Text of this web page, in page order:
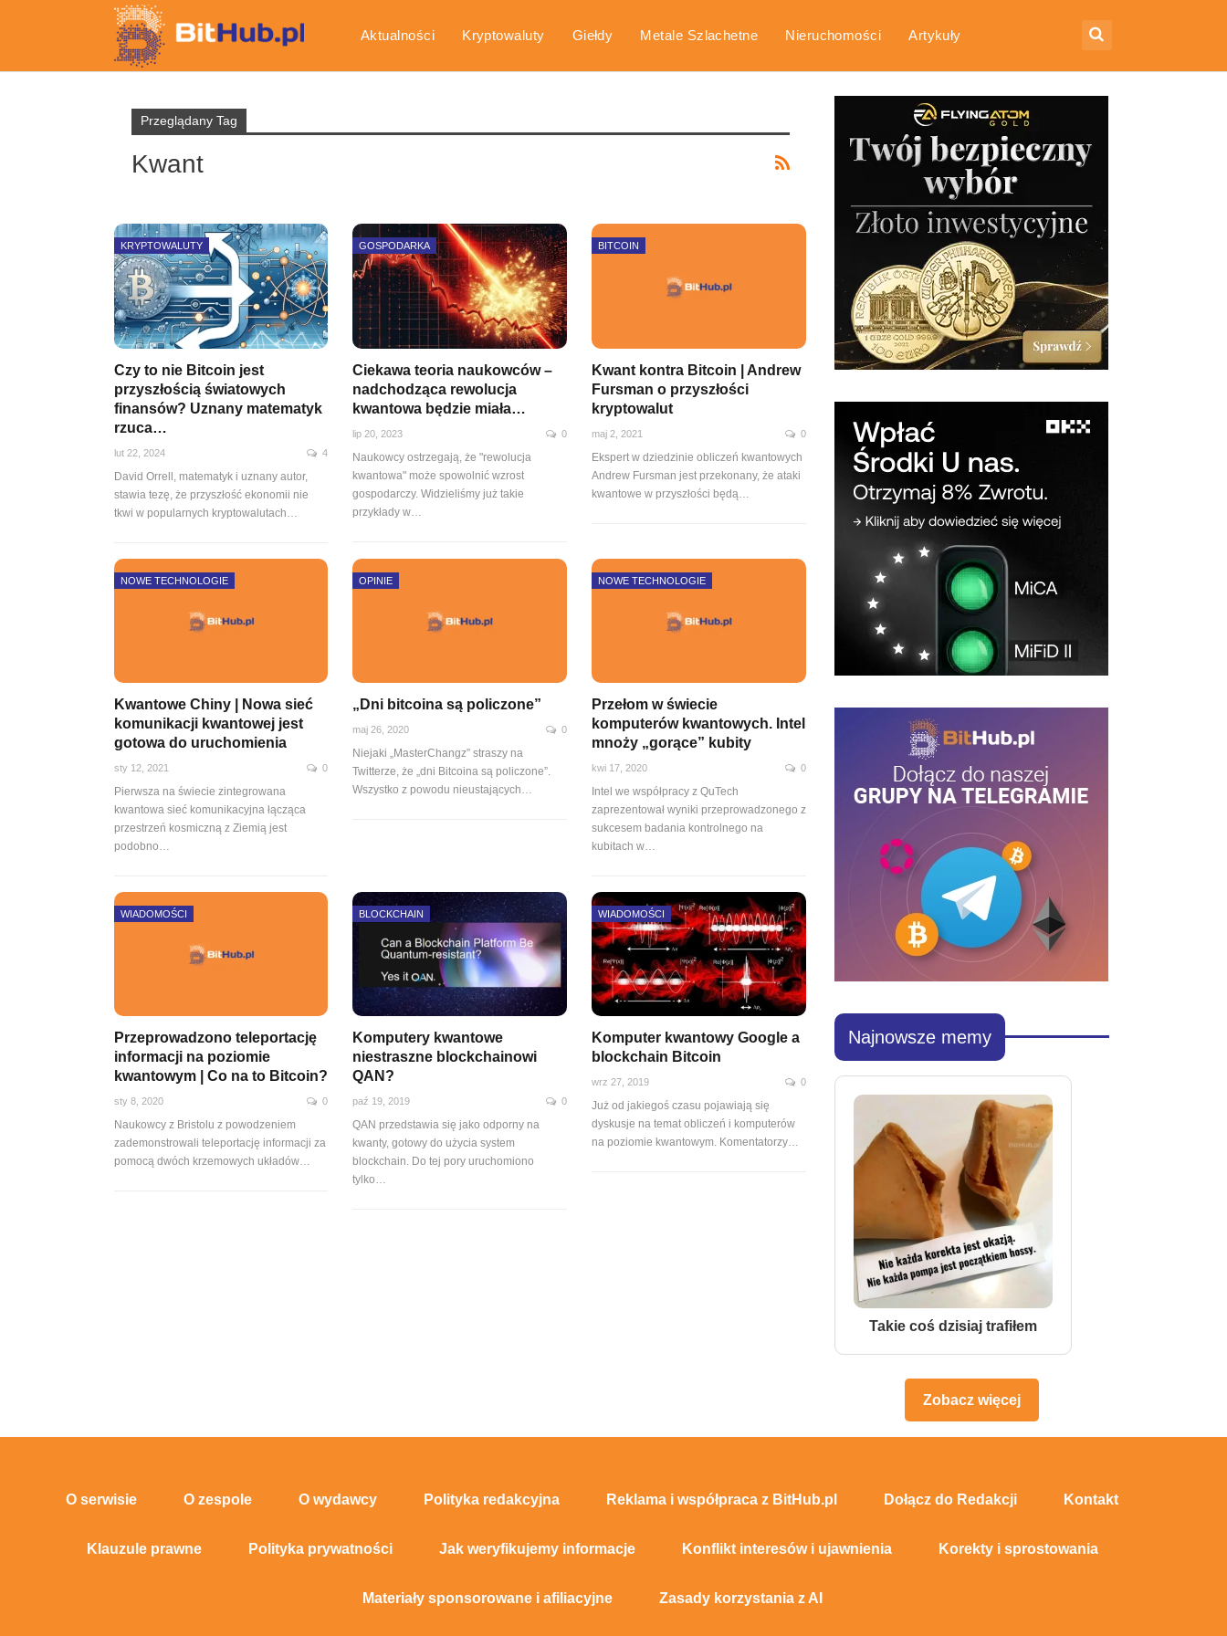
Aktualności Kryptowaluty Giełdy Metale Szlachetne Nieruchomości Artykuły
Przeglądany Tag
Kwant
KRYPTOWALUTY
Czy to nie Bitcoin jest
przyszłością światowych
finansów? Uznany matematyk
rzuca…
lut 22, 2024 4
David Orrell, matematyk i uznany autor,
stawia tezę, że przyszłość ekonomii nie
tkwi w popularnych kryptowalutach…
GOSPODARKA
Ciekawa teoria naukowców –
nadchodząca rewolucja
kwantowa będzie miała…
lip 20, 2023 0
Naukowcy ostrzegają, że "rewolucja
kwantowa" może spowolnić wzrost
gospodarczy. Widzieliśmy już takie
przykłady w…
BITCOIN
Kwant kontra Bitcoin | Andrew
Fursman o przyszłości
kryptowalut
maj 2, 2021 0
Ekspert w dziedzinie obliczeń kwantowych
Andrew Fursman jest przekonany, że ataki
kwantowe w przyszłości będą
NOWE TECHNOLOGIE
Kwantowe Chiny | Nowa sieć
komunikacji kwantowej jest
gotowa do uruchomienia
sty 12, 2021 0
Pierwsza na świecie zintegrowana
kwantowa sieć komunikacyjna łącząca
przestrzeń kosmiczną z Ziemią jest
podobno…
OPINIE
„Dni bitcoina są policzone”
maj 26, 2020 0
Niejaki „MasterChangz” straszy na
Twitterze, że „dni Bitcoina są policzone”.
Wszystko z powodu nieustających…
NOWE TECHNOLOGIE
Przełom w świecie
komputerów kwantowych. Intel
mnoży „gorące” kubity
kwi 17, 2020 0
Intel we współpracy z QuTech
zaprezentował wyniki przeprowadzonego z
sukcesem badania kontrolnego na
kubitach w…
WIADOMOŚCI
Przeprowadzono teleportację
informacji na poziomie
kwantowym | Co na to Bitcoin?
sty 8, 2020 0
Naukowcy z Bristolu z powodzeniem
zademonstrowali teleportację informacji za
pomocą dwóch krzemowych układów…
BLOCKCHAIN
Komputery kwantowe
niestraszne blockchainowi
QAN?
paź 19, 2019 0
QAN przedstawia się jako odporny na
kwanty, gotowy do użycia system
blockchain. Do tej pory uruchomiono
tylko…
WIADOMOŚCI
Komputer kwantowy Google a
blockchain Bitcoin
wrz 27, 2019 0
Już od jakiegoś czasu pojawiają się
dyskusje na temat obliczeń i komputerów
na poziomie kwantowym. Komentatorzy…
Najnowsze memy
Takie coś dzisiaj trafiłem
Zobacz więcej
O serwisie O zespole O wydawcy Polityka redakcyjna Reklama i współpraca z BitHub.pl Dołącz do Redakcji Kontakt
Klauzule prawne Polityka prywatności Jak weryfikujemy informacje Konflikt interesów i ujawnienia Korekty i sprostowania
Materiały sponsorowane i afiliacyjne Zasady korzystania z AI